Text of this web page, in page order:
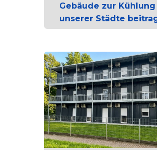
Gebäude zur Kühlung
unserer Städte